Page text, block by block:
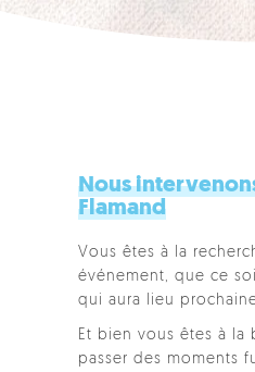
Nous
Flamand
Vous êtes à la
événement, que ce
qui aura lieu
Et bien vous êtes à la
passer des moments